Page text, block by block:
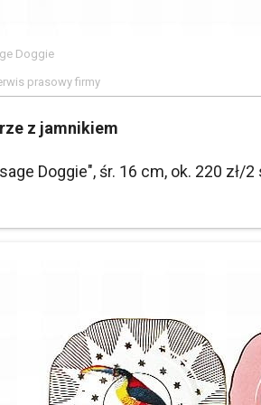
Doggie
prasowy firmy
z jamnikiem
Doggie", śr. 16 cm, ok. 220 zł/2